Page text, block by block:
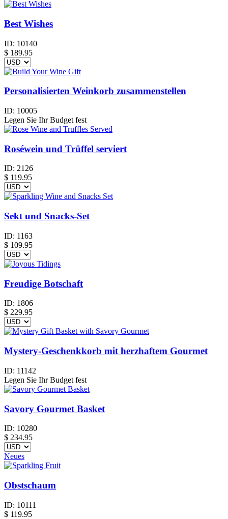
Best Wishes
ID: 10140
$ 189.95
Personalisierten Weinkorb zusammenstellen
ID: 10005
Legen Sie Ihr Budget fest
Roséwein und Trüffel serviert
ID: 2126
$ 119.95
Sekt und Snacks-Set
ID: 1163
$ 109.95
Freudige Botschaft
ID: 1806
$ 229.95
Mystery-Geschenkkorb mit herzhaftem Gourmet
ID: 11142
Legen Sie Ihr Budget fest
Savory Gourmet Basket
ID: 10280
$ 234.95
Neues
Obstschaum
ID: 10111
$ 119.95